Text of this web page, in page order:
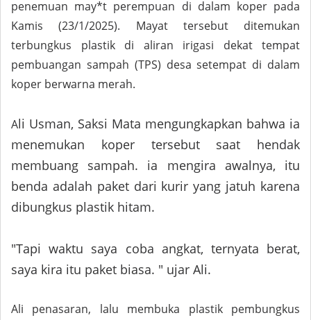
penemuan may*t perempuan di dalam koper pada
Kamis (23/1/2025). Mayat tersebut ditemukan
terbungkus plastik di aliran irigasi dekat tempat
pembuangan sampah (TPS) desa setempat di dalam
koper berwarna merah.
Ali Usman, Saksi Mata mengungkapkan bahwa ia
menemukan koper tersebut saat hendak
membuang sampah. ia mengira awalnya, itu
benda adalah paket dari kurir yang jatuh karena
dibungkus plastik hitam.
"Tapi waktu saya coba angkat, ternyata berat,
saya kira itu paket biasa. " ujar Ali.
Ali penasaran, lalu membuka plastik pembungkus